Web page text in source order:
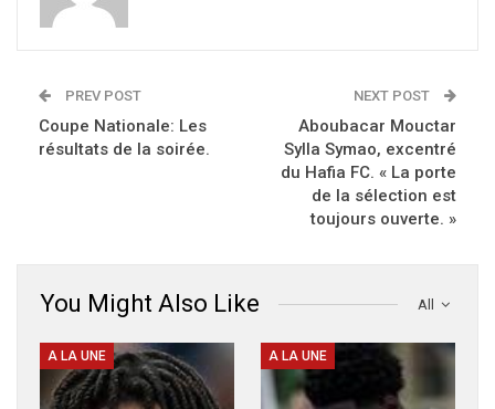
PREV POST
Coupe Nationale: Les
résultats de la soirée.
NEXT POST
Aboubacar Mouctar
Sylla Symao, excentré
du Hafia FC. « La porte
de la sélection est
toujours ouverte. »
All
You Might Also Like
A LA UNE A LA UNE